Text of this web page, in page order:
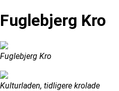
Fuglebjerg Kro
Fuglebjerg Kro
Kulturladen, tidligere krolade